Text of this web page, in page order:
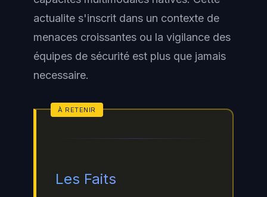
actualite s'inscrit dans un contexte de
menaces croissantes ou la vigilance des
équipes de sécurité est plus que jamais
necessaire.
Les Faits